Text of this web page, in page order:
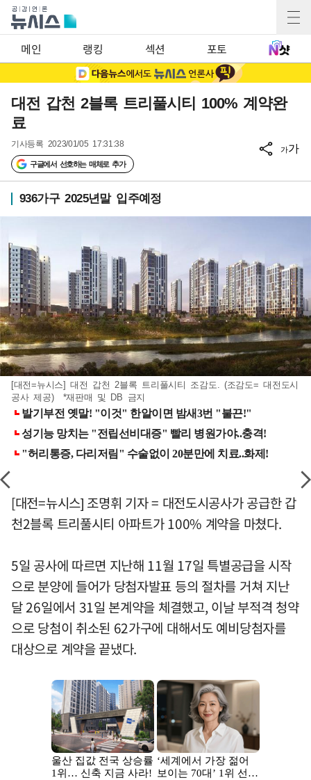
메인 랭킹 섹션 포토
대전 갑천 2블록 트리풀시티 100% 계약완
료
기사등록 2023/01/05 17:31:38
구글에서 선호하는 매체로 추가
가가
936가구 2025년말 입주예정
[대전=뉴시스] 대전 갑천 2블록 트리풀시티 조감도. (조감도= 대전도시
공사 제공) *재판매 및 DB 금지
[대전=뉴시스] 조명휘 기자 = 대전도시공사가 공급한 갑
천2블록 트리풀시티 아파트가 100% 계약을 마쳤다.
5일 공사에 따르면 지난해 11월 17일 특별공급을 시작
으로 분양에 들어가 당첨자발표 등의 절차를 거쳐 지난
달 26일에서 31일 본계약을 체결했고, 이날 부적격 청약
으로 당첨이 취소된 62가구에 대해서도 예비당첨자를
대상으로 계약을 끝냈다.